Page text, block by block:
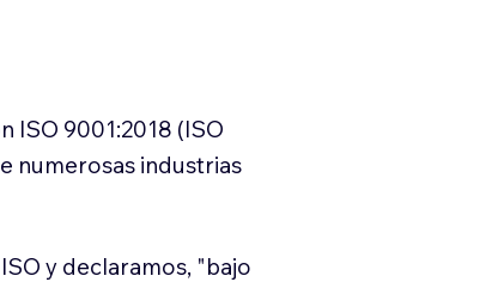
9001:2018 (ISO
numerosas industrias
y declaramos, "bajo